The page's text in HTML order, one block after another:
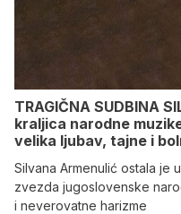
TRAGIČNA SUDBINA
kraljica narodne
velika ljubav, tajne i
Silvana Armenulić ostala je
zvezda jugoslovenske
i neverovatne harizme